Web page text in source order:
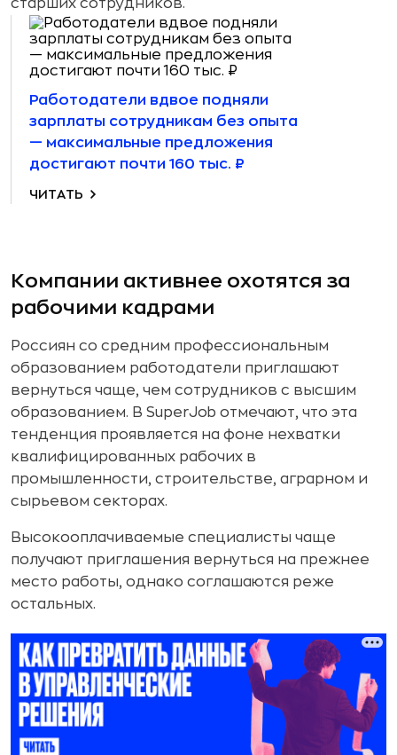
старших сотрудников.
Работодатели вдвое подняли
зарплаты сотрудникам без опыта
— максимальные предложения
достигают почти 160 тыс. ₽
ЧИТАТЬ
Компании активнее охотятся за
рабочими кадрами
Россиян со средним профессиональным
образованием работодатели приглашают
вернуться чаще, чем сотрудников с высшим
образованием. В SuperJob отмечают, что эта
тенденция проявляется на фоне нехватки
квалифицированных рабочих в
промышленности, строительстве, аграрном и
сырьевом секторах.
Высокооплачиваемые специалисты чаще
получают приглашения вернуться на прежнее
место работы, однако соглашаются реже
остальных.